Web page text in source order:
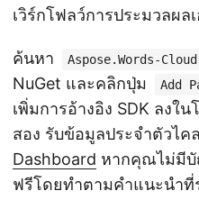
เวิร์กโฟลว์การประมวลผ
ค้นหา Aspose.Words-Cloud
NuGet และคลิกปุ่ม
Add
เพิ่มการอ้างอิง SDK ลงใ
สอง รับข้อมูลประจำตัวไ
Dashboard หากคุณไม่มีบั
ฟรีโดยทำตามคำแนะนำที่